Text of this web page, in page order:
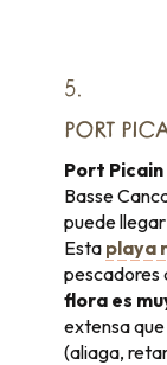
5.
PORT
Port Picain
Basse
puede
Esta playa
pescadores
flora es
extensa
(aliaga,